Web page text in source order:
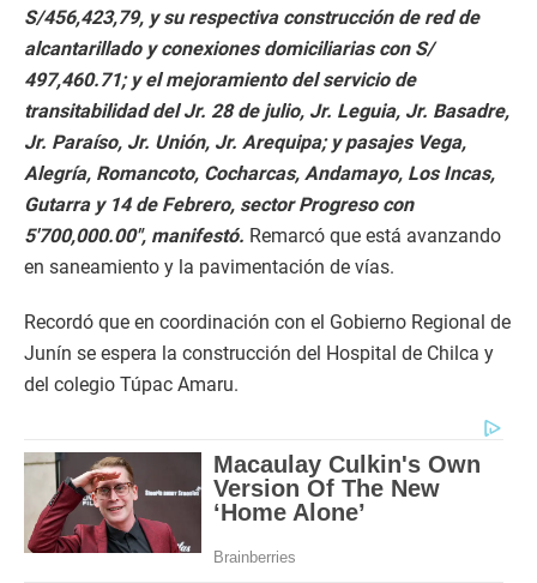
S/456,423,79, y su respectiva construcción de red de
alcantarillado y conexiones domiciliarias con S/
497,460.71; y el mejoramiento del servicio de
transitabilidad del Jr. 28 de julio, Jr. Leguia, Jr. Basadre,
Jr. Paraíso, Jr. Unión, Jr. Arequipa; y pasajes Vega,
Alegría, Romancoto, Cocharcas, Andamayo, Los Incas,
Gutarra y 14 de Febrero, sector Progreso con
5′700,000.00″, manifestó. Remarcó que está avanzando
en saneamiento y la pavimentación de vías.
Recordó que en coordinación con el Gobierno Regional de
Junín se espera la construcción del Hospital de Chilca y
del colegio Túpac Amaru.